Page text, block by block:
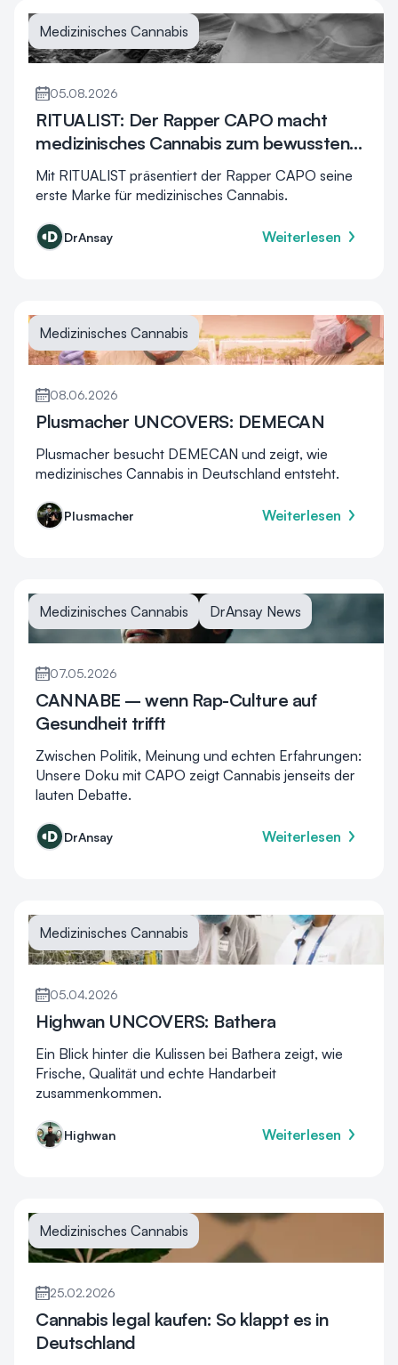
Medizinisches Cannabis
05.08.2026
RITUALIST: Der Rapper CAPO macht
medizinisches Cannabis zum bewussten
Ritual
Mit RITUALIST präsentiert der Rapper CAPO seine
erste Marke für medizinisches Cannabis.
DrAnsay Weiterlesen
Medizinisches Cannabis
08.06.2026
Plusmacher UNCOVERS: DEMECAN
Plusmacher besucht DEMECAN und zeigt, wie
medizinisches Cannabis in Deutschland entsteht.
Plusmacher Weiterlesen
Medizinisches Cannabis DrAnsay News
07.05.2026
CANNABE – wenn Rap-Culture auf
Gesundheit trifft
Zwischen Politik, Meinung und echten Erfahrungen:
Unsere Doku mit CAPO zeigt Cannabis jenseits der
lauten Debatte.
DrAnsay Weiterlesen
Medizinisches Cannabis
05.04.2026
Highwan UNCOVERS: Bathera
Ein Blick hinter die Kulissen bei Bathera zeigt, wie
Frische, Qualität und echte Handarbeit
zusammenkommen.
Highwan Weiterlesen
Medizinisches Cannabis
25.02.2026
Cannabis legal kaufen: So klappt es in
Deutschland